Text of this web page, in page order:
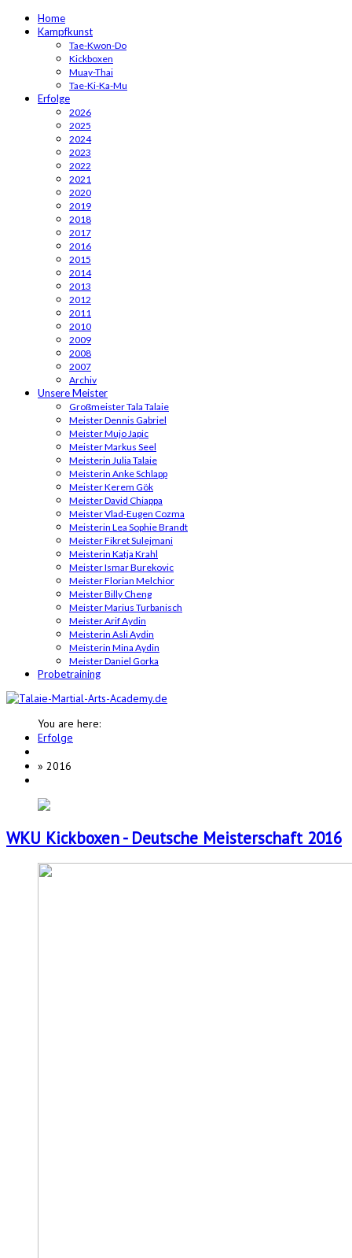
Home
Kampfkunst
Tae-Kwon-Do
Kickboxen
Muay-Thai
Tae-Ki-Ka-Mu
Erfolge
2026
2025
2024
2023
2022
2021
2020
2019
2018
2017
2016
2015
2014
2013
2012
2011
2010
2009
2008
2007
Archiv
Unsere Meister
Großmeister Tala Talaie
Meister Dennis Gabriel
Meister Mujo Japic
Meister Markus Seel
Meisterin Julia Talaie
Meisterin Anke Schlapp
Meister Kerem Gök
Meister David Chiappa
Meister Vlad-Eugen Cozma
Meisterin Lea Sophie Brandt
Meister Fikret Sulejmani
Meisterin Katja Krahl
Meister Ismar Burekovic
Meister Florian Melchior
Meister Billy Cheng
Meister Marius Turbanisch
Meister Arif Aydin
Meisterin Asli Aydin
Meisterin Mina Aydin
Meister Daniel Gorka
Probetraining
You are here:
Erfolge
» 2016
WKU Kickboxen - Deutsche Meisterschaft 2016